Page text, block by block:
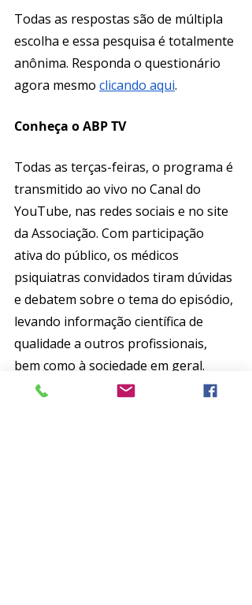
Todas as respostas são de múltipla
escolha e essa pesquisa é totalmente
anônima. Responda o questionário
agora mesmo clicando aqui.
Conheça o ABP TV
Todas as terças-feiras, o programa é
transmitido ao vivo no Canal do
YouTube, nas redes sociais e no site
da Associação. Com participação
ativa do público, os médicos
psiquiatras convidados tiram dúvidas
e debatem sobre o tema do episódio,
levando informação científica de
qualidade a outros profissionais,
bem como à sociedade em geral.